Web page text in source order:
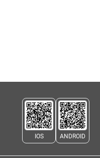
IOS ANDROID